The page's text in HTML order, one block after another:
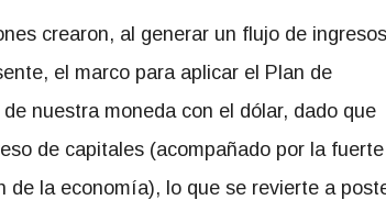
crearon, al generar un flujo de ingresos
el marco para aplicar el Plan de
nuestra moneda con el dólar, dado que
de capitales (acompañado por la fuerte
de la economía), lo que se revierte a